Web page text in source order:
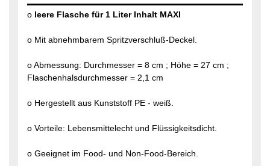
o leere Flasche für 1 Liter Inhalt MAXI
o Mit abnehmbarem Spritzverschluß-Deckel.
o Abmessung: Durchmesser = 8 cm ; Höhe = 27 cm ;
Flaschenhalsdurchmesser = 2,1 cm
o Hergestellt aus Kunststoff PE - weiß.
o Vorteile: Lebensmittelecht und Flüssigkeitsdicht.
o Geeignet im Food- und Non-Food-Bereich.